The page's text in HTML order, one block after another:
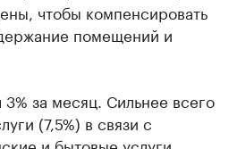
чтобы компенсировать
помещений и
за месяц. Сильнее всего
(7,5%) в связи с